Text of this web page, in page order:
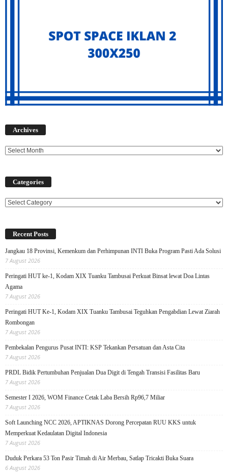
Archives
Categories
Categories
Recent Posts
Jangkau 18 Provinsi, Kemenkum dan Perhimpunan INTI Buka Program Pasti Ada Solusi
7 August 2026
Peringati HUT ke-1, Kodam XIX Tuanku Tambusai Perkuat Binsat lewat Doa Lintas
Agama
7 August 2026
Peringati HUT Ke-1, Kodam XIX Tuanku Tambusai Teguhkan Pengabdian Lewat Ziarah
Rombongan
7 August 2026
Pembekalan Pengurus Pusat INTI: KSP Tekankan Persatuan dan Asta Cita
7 August 2026
PRDL Bidik Pertumbuhan Penjualan Dua Digit di Tengah Transisi Fasilitas Baru
7 August 2026
Semester I 2026, WOM Finance Cetak Laba Bersih Rp96,7 Miliar
7 August 2026
Soft Launching NCC 2026, APTIKNAS Dorong Percepatan RUU KKS untuk
Memperkuat Kedaulatan Digital Indonesia
7 August 2026
Duduk Perkara 53 Ton Pasir Timah di Air Merbau, Satlap Tricakti Buka Suara
6 August 2026